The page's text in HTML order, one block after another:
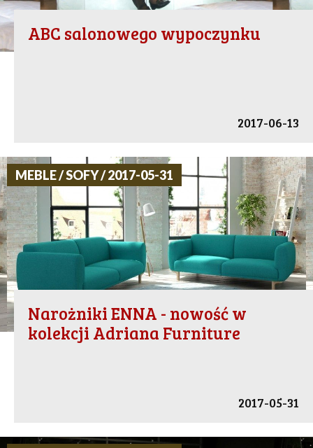
ABC salonowego wypoczynku
2017-06-13
MEBLE / SOFY / 2017-05-31
Narożniki ENNA - nowość w
kolekcji Adriana Furniture
2017-05-31